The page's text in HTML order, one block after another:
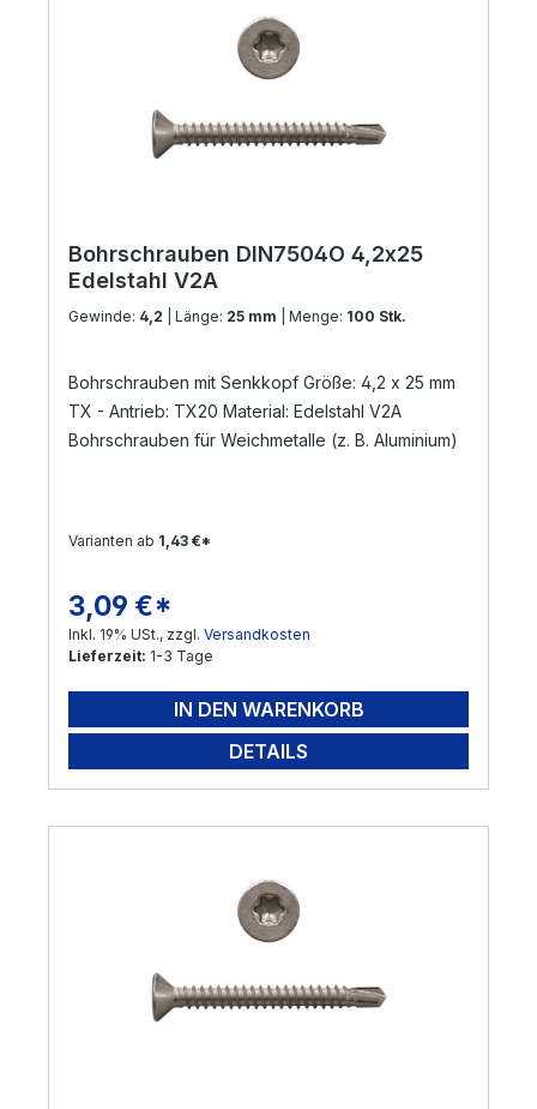
Bohrschrauben DIN7504O 4,2x25
Edelstahl V2A
Gewinde: 4,2 | Länge: 25 mm | Menge: 100 Stk.
Bohrschrauben mit Senkkopf Größe: 4,2 x 25 mm
TX - Antrieb: TX20 Material: Edelstahl V2A
Bohrschrauben für Weichmetalle (z. B. Aluminium)
Varianten ab 1,43 €*
Regulärer Preis:
3,09 €*
Inkl. 19% USt., zzgl. Versandkosten
Lieferzeit: 1-3 Tage
IN DEN WARENKORB
DETAILS